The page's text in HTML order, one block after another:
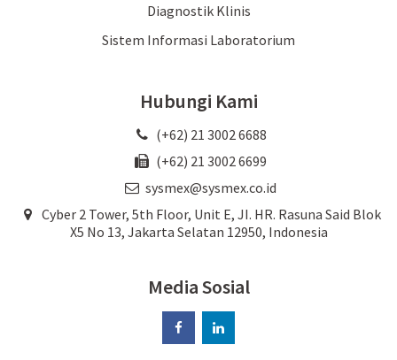
Diagnostik Klinis
Sistem Informasi Laboratorium
Hubungi Kami
(+62) 21 3002 6688
(+62) 21 3002 6699
sysmex@sysmex.co.id
Cyber 2 Tower, 5th Floor, Unit E, JI. HR. Rasuna Said Blok
X5 No 13, Jakarta Selatan 12950, Indonesia
Media Sosial